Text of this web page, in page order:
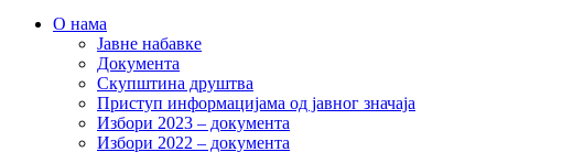
О нама
Јавне набавке
Документа
Скупштина друштва
Приступ информацијама од јавног значаја
Избори 2023 – документа
Избори 2022 – документа